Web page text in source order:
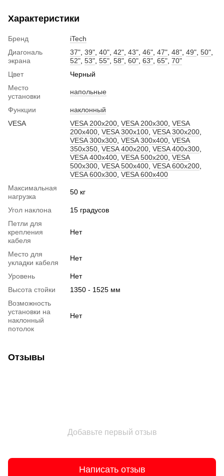
Характеристики
Бренд
iTech
Диагональ
экрана
37" 39" 40" 42" 43" 46" 47" 48" 49" 50"
52" 53" 55" 58" 60" 63" 65" 70"
Цвет
Черный
Место
установки
напольные
Функции
наклонный
VESA
VESA 200x200 VESA 200x300 VESA
200x400 VESA 300x100 VESA 300x200
VESA 300x300 VESA 300x400 VESA
350x350 VESA 400x200 VESA 400x300
VESA 400x400 VESA 500x200 VESA
500x300 VESA 500x400 VESA 600x200
VESA 600x300 VESA 600x400
Максимальная
нагрузка
50 кг
Угол наклона
15 градусов
Петли для
крепления
кабеля
Нет
Место для
укладки кабеля
Нет
Уровень
Нет
Высота стойки
1350 - 1525 мм
Возможность
установки на
наклонный
потолок
Нет
Отзывы
Добавьте первый отзыв
Написать отзыв